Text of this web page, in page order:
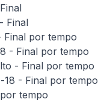
Final
Final por tempo
- Final por tempo
- Final por tempo
- Final por tempo
tempo